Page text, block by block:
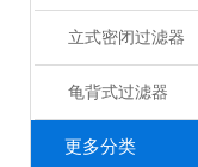
立式密闭过滤器
龟背式过滤器
更多分类